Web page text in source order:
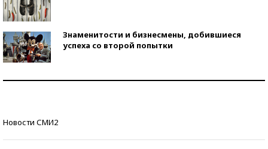
Знаменитости и бизнесмены, добившиеся
успеха со второй попытки
Новости СМИ2